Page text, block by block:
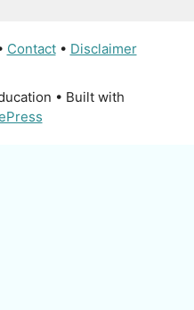
Contact• Disclaimer
• Built with